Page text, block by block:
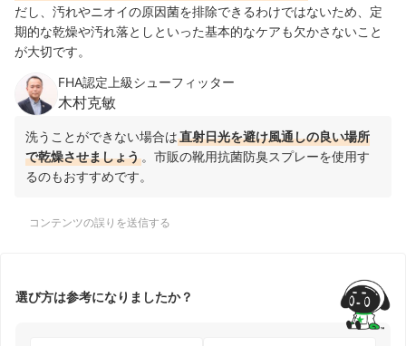
だし、 汚れやニオイの原因菌を排除できるわけではないため、定
期的な乾燥や汚れ落としといった基本的なケアも欠かさないこと
が大切です。
FHA認定上級シューフィッター
木村克敏
洗うことができない場合は直射日光を避け風通しの良い場所
で乾燥させましょう 。市販の靴用抗菌防臭スプレーを使用す
るのもおすすめです。
コンテンツの誤りを送信する
選び方は参考になりましたか？